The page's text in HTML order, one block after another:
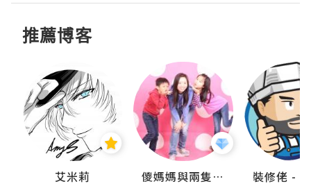
推薦博客
艾米莉 儍媽媽與兩隻小魔怪之家